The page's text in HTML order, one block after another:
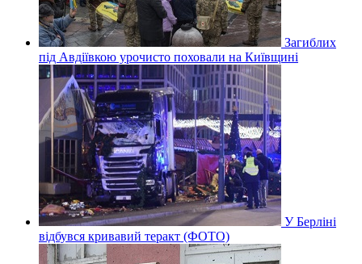
Загиблих
під Авдіївкою урочисто поховали на Київщині
У Берліні
відбувся кривавий теракт (ФОТО)